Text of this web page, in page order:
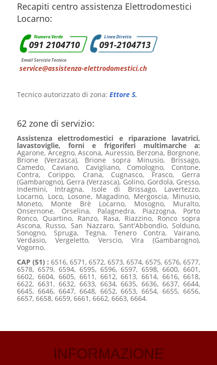
Recapiti centro assistenza Elettrodomestici
Locarno:
Numero Verde
091 2104710
Linea Diretta
091-2104713
Email Servizio Tecnico
service@assistenza-elettrodomestici.ch
Tecnico autorizzato di zona: Ettore S.
62 zone di servizio:
Assistenza elettrodomestici e riparazione lavatrici,
lavastoviglie, forni e frigoriferi multimarche a:
Agarone, Arcegno, Ascona, Auressio, Berzona, Borgnone,
Brione (Verzasca), Brione sopra Minusio, Brissago,
Camedo, Caviano, Cavigliano, Comologno, Contone,
Contra, Corippo, Crana, Cugnasco, Frasco, Gerra
(Gambarogno), Gerra (Verzasca), Golino, Gordola, Gresso,
Indemini, Intragna, Isole di Brissago, Lavertezzo,
Locarno, Loco, Losone, Magadino, Mergoscia, Minusio,
Moneto, Monte Brè Locarno, Mosogno, Muralto,
Onsernone, Orselina, Palagnedra, Piazzogna, Porto
Ronco, Quartino, Ranzo, Rasa, Riazzino, Ronco sopra
Ascona, Russo, San Nazzaro, Sant'Abbondio, Solduno,
Sonogno, Spruga, Tegna, Tenero Contra, Vairano,
Verdasio, Vergeletto, Verscio, Vira (Gambarogno),
Vogorno.
CAP (51) : 6516, 6571, 6572, 6573, 6574, 6575, 6576, 6577,
6578, 6579, 6594, 6595, 6596, 6597, 6598, 6600, 6601,
6602, 6604, 6605, 6611, 6612, 6613, 6614, 6616, 6618,
6622, 6631, 6632, 6633, 6634, 6635, 6636, 6637, 6644,
6645, 6646, 6647, 6648, 6652, 6653, 6654, 6655, 6656,
6657, 6658, 6659, 6661, 6662, 6663, 6664.
INFORMAZIONE